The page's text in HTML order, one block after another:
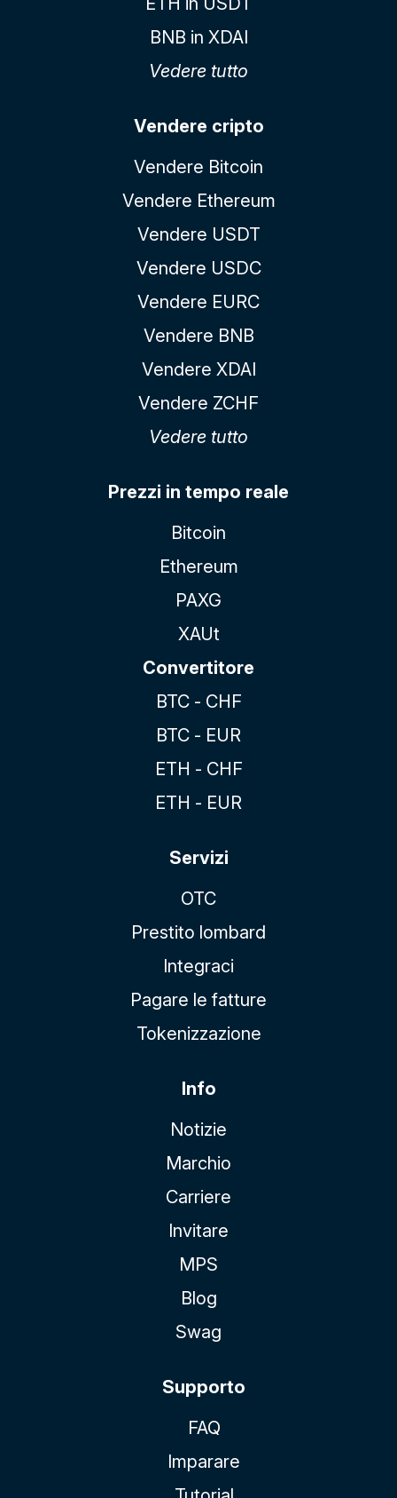
BNB in XDAI
Vedere tutto
Vendere cripto
Vendere Bitcoin
Vendere Ethereum
Vendere USDT
Vendere USDC
Vendere EURC
Vendere BNB
Vendere XDAI
Vendere ZCHF
Vedere tutto
Prezzi in tempo reale
Bitcoin
Ethereum
PAXG
XAUt
Convertitore
BTC - CHF
BTC - EUR
ETH - CHF
ETH - EUR
Servizi
OTC
Prestito lombard
Integraci
Pagare le fatture
Tokenizzazione
Info
Notizie
Marchio
Carriere
Invitare
MPS
Blog
Swag
Supporto
FAQ
Imparare